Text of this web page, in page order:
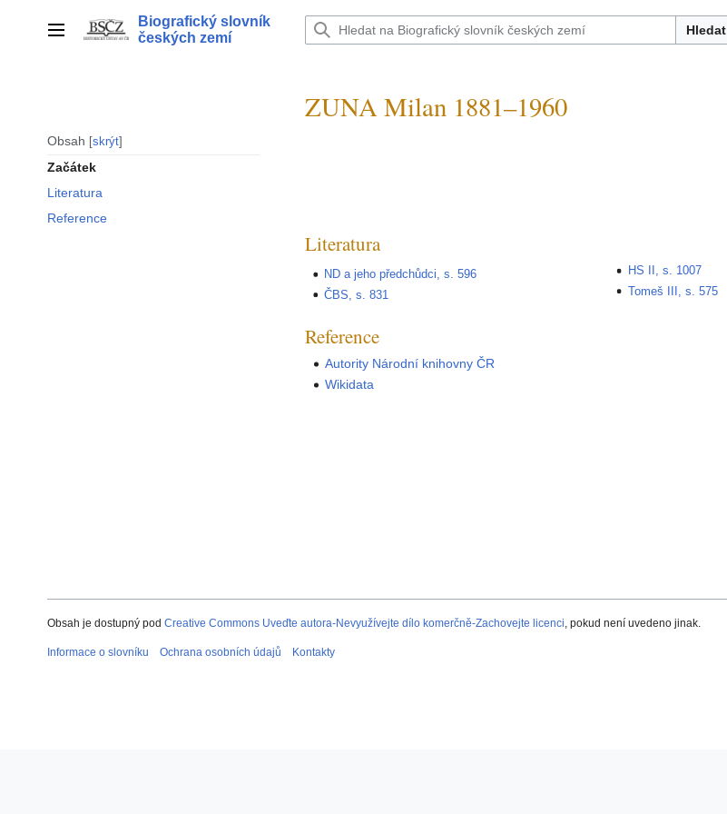
Hlavní menu
Biografický slovník
českých zemí
Hledat
Obsah skrýt
Začátek
Literatura
Reference
ZUNA Milan 1881–1960
Literatura
ND a jeho předchůdci, s. 596
ČBS, s. 831
HS II, s. 1007
Tomeš III, s. 575
Reference
Autority Národní knihovny ČR
Wikidata
Obsah je dostupný pod Creative Commons Uveďte autora-Nevyužívejte dílo komerčně-Zachovejte licenci, pokud není uvedeno jinak.
Informace o slovníku Ochrana osobních údajů Kontakty